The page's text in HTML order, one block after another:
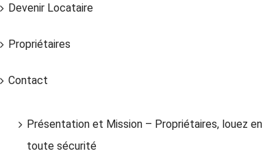
Devenir Locataire
Propriétaires
Contact
Présentation et Mission – Propriétaires, louez en
toute sécurité